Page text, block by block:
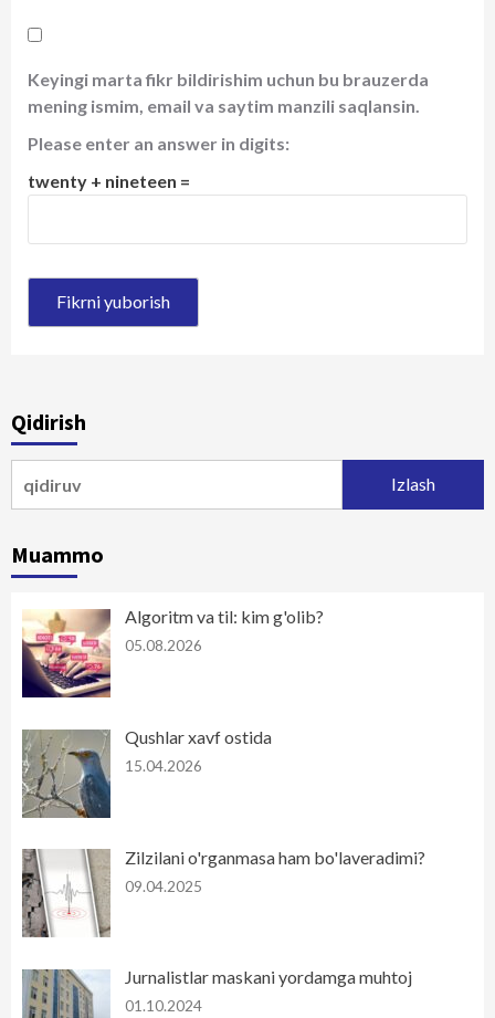
Keyingi marta fikr bildirishim uchun bu brauzerda
mening ismim, email va saytim manzili saqlansin.
Please enter an answer in digits:
twenty + nineteen =
Qidirish
Muammo
Algoritm va til: kim g'olib?
05.08.2026
Qushlar xavf ostida
15.04.2026
Zilzilani o'rganmasa ham bo'laveradimi?
09.04.2025
Jurnalistlar maskani yordamga muhtoj
01.10.2024